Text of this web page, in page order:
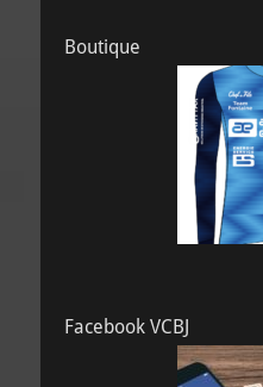
Boutique
Facebook VCBJ